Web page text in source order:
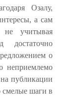
Озалу,
а сам
учитывая
достаточно
о
неприемлемо
публикации
смелые шаги в